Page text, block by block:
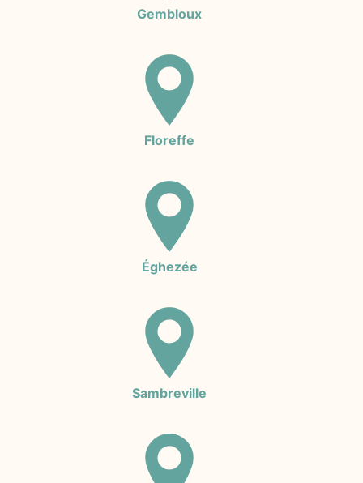
Gembloux
Floreffe
Éghezée
Sambreville